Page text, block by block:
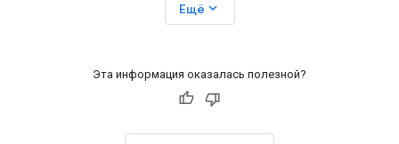
Ещё expand_more
Эта информация оказалась полезной?